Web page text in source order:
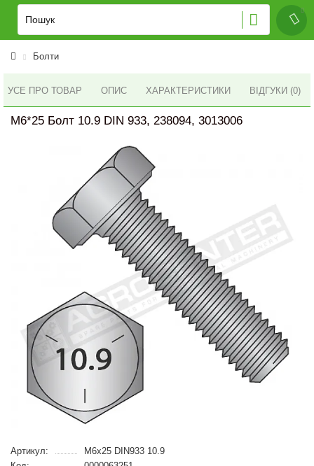
Болти
УСЕ ПРО ТОВАР ОПИС ХАРАКТЕРИСТИКИ ВІДГУКИ (0)
M6*25 Болт 10.9 DIN 933, 238094, 3013006
Артикул:
M6x25 DIN933 10.9